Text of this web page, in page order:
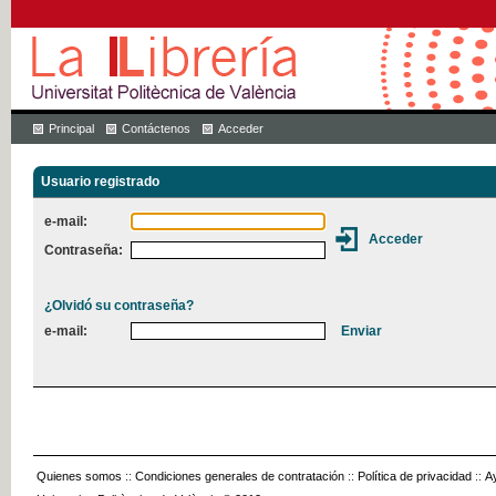
Principal Contáctenos Acceder
Usuario registrado
e-mail:
Contraseña:
¿Olvidó su contraseña?
e-mail:
Quienes somos :: Condiciones generales de contratación :: Política de privacidad ::